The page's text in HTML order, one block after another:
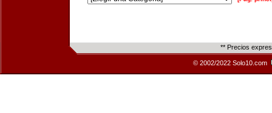
** Precios
© 2002/2022 Solo10.com